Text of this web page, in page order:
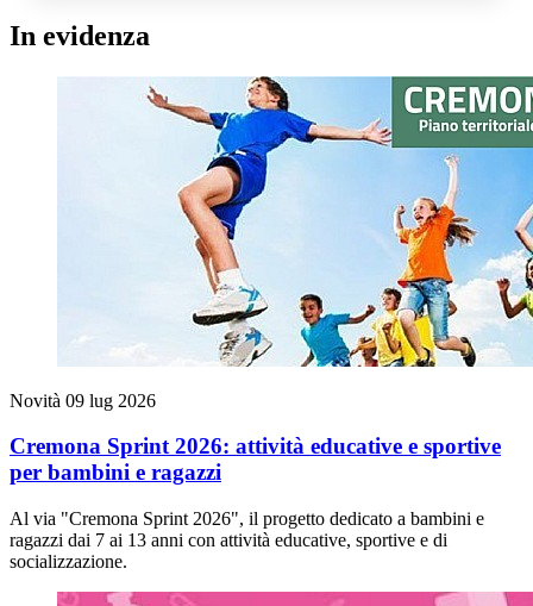
In evidenza
Novità 09 lug 2026
Cremona Sprint 2026: attività educative e sportive
per bambini e ragazzi
Al via "Cremona Sprint 2026", il progetto dedicato a bambini e
ragazzi dai 7 ai 13 anni con attività educative, sportive e di
socializzazione.